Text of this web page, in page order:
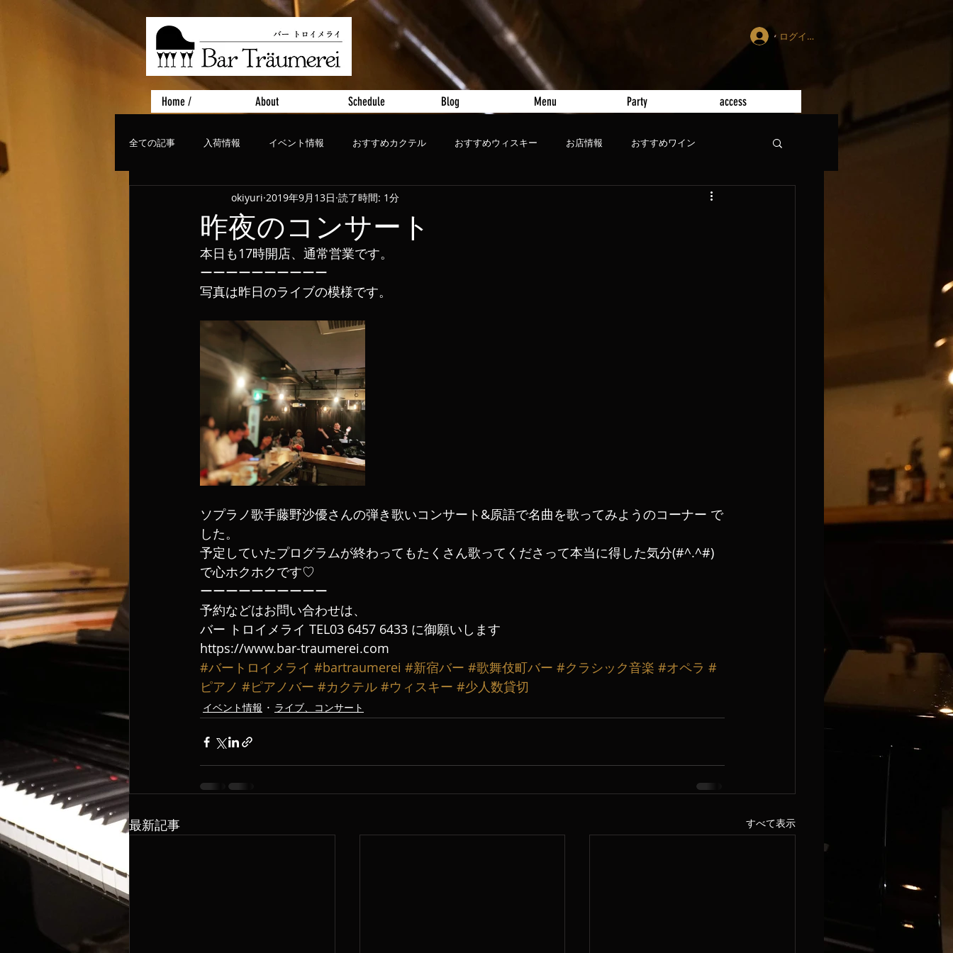
ログイン
Home / About Schedule Blog Menu Party access
全ての記事 入荷情報 イベント情報 おすすめカクテル おすすめウィスキー お店情報 おすすめワイン
ライブ、コンサート おすすめビール
昨夜のコンサート
okiyuri 2019年9月13日 読了時間: 1分
本日も17時開店、通常営業です。
ーーーーーーーーーー
写真は昨日のライブの模様です。
ソプラノ歌手藤野沙優さんの弾き歌いコンサート&原語で名曲を歌ってみようのコーナー で
した。
予定していたプログラムが終わってもたくさん歌ってくださって本当に得した気分(#^.^#)
で心ホクホクです♡
ーーーーーーーーーー
予約などはお問い合わせは、
バー トロイメライ TEL03 6457 6433 に御願いします
https://www.bar-traumerei.com
#バートロイメライ #bartraumerei #新宿バー #歌舞伎町バー #クラシック音楽 #オペラ #
ピアノ #ピアノバー #カクテル #ウィスキー #少人数貸切
イベント情報 ライブ、コンサート
最新記事 すべて表示